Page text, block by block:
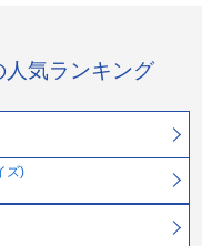
人気ランキング
ズ)